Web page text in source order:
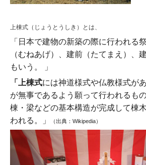
上棟式（じょうとうしき）とは、
「日本で建物の新築の際に行われる
（むねあげ）、建前（たてまえ）、
もいう。 」
「上棟式には神道様式や仏教様式が
が無事であるよう願って行われるも
棟・梁などの基本構造が完成して棟
われる。」
（出典：Wikipedia）